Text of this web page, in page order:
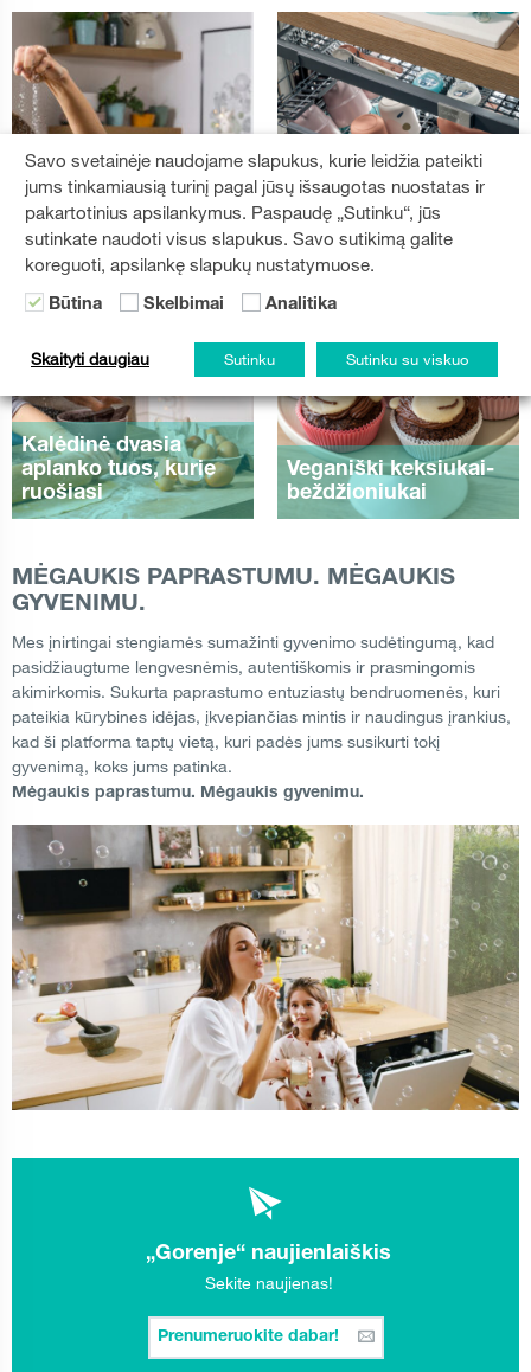
Kalėdinė dvasia
aplanko tuos, kurie
ruošiasi
Kaip išnaudoti visas
indaplovės
galimybes?
Veganiški keksiukai-
beždžioniukai
MĖGAUKIS PAPRASTUMU. MĖGAUKIS
GYVENIMU.
Mes įnirtingai stengiamės sumažinti gyvenimo sudėtingumą, kad
pasidžiaugtume lengvesnėmis, autentiškomis ir prasmingomis
akimirkomis. Sukurta paprastumo entuziastų bendruomenės, kuri
pateikia kūrybines idėjas, įkvepiančias mintis ir naudingus įrankius,
kad ši platforma taptų vietą, kuri padės jums susikurti tokį
gyvenimą, koks jums patinka.
Mėgaukis paprastumu. Mėgaukis gyvenimu.
„Gorenje“ naujienlaiškis
Sekite naujienas!
Prenumeruokite dabar!
Savo svetainėje naudojame slapukus, kurie leidžia pateikti
jums tinkamiausią turinį pagal jūsų išsaugotas nuostatas ir
pakartotinius apsilankymus. Paspaudę „Sutinku“, jūs
sutinkate naudoti visus slapukus. Savo sutikimą galite
koreguoti, apsilankę slapukų nustatymuose.
Būtina Skelbimai Analitika
Skaityti daugiau Sutinku Sutinku su viskuo